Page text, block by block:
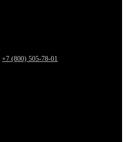
+7 (800) 505-78-01